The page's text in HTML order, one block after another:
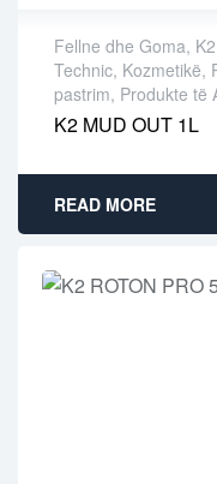
Fellne dhe Goma,
Technic, Kozmetikë,
pastrim, Produkte të
K2 MUD OUT 1L
READ MORE